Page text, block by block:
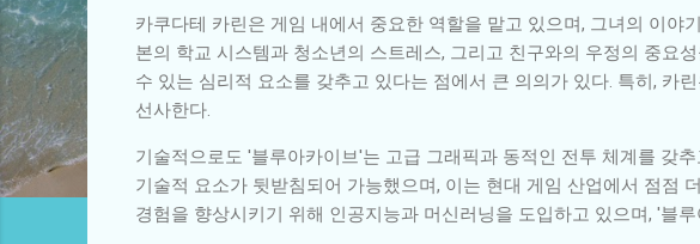
카쿠다테 카린은 게임 내에서 중요한 역할을 맡고 있으며, 그녀의 이야
본의 학교 시스템과 청소년의 스트레스, 그리고 친구와의 우정의 중요
수 있는 심리적 요소를 갖추고 있다는 점에서 큰 의의가 있다. 특히, 카
선사한다.
기술적으로도 '블루아카이브'는 고급 그래픽과 동적인 전투 체계를 갖
기술적 요소가 뒷받침되어 가능했으며, 이는 현대 게임 산업에서 점점
경험을 향상시키기 위해 인공지능과 머신러닝을 도입하고 있으며, '블